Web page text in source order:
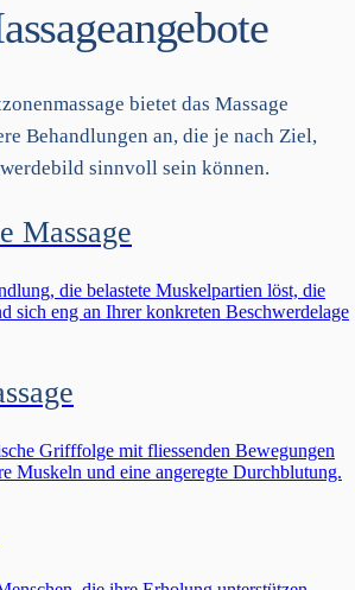
bietet das Massage
Behandlungen an, die je nach Ziel,
sinnvoll sein können.
Massage
die belastete Muskelpartien löst, die
sich eng an Ihrer konkreten Beschwerdelage
Grifffolge mit fliessenden Bewegungen
Muskeln und eine angeregte Durchblutung.